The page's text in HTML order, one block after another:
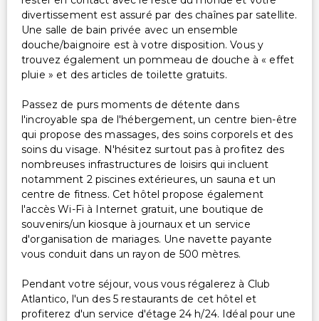
divertissement est assuré par des chaînes par satellite.
Une salle de bain privée avec un ensemble
douche/baignoire est à votre disposition. Vous y
trouvez également un pommeau de douche à « effet
pluie » et des articles de toilette gratuits.
Passez de purs moments de détente dans
l'incroyable spa de l'hébergement, un centre bien-être
qui propose des massages, des soins corporels et des
soins du visage. N'hésitez surtout pas à profitez des
nombreuses infrastructures de loisirs qui incluent
notamment 2 piscines extérieures, un sauna et un
centre de fitness. Cet hôtel propose également
l'accès Wi-Fi à Internet gratuit, une boutique de
souvenirs/un kiosque à journaux et un service
d'organisation de mariages. Une navette payante
vous conduit dans un rayon de 500 mètres.
Pendant votre séjour, vous vous régalerez à Club
Atlantico, l'un des 5 restaurants de cet hôtel et
profiterez d'un service d'étage 24 h/24. Idéal pour une